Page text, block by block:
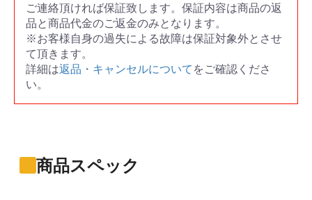
ご連絡頂ければ保証致します。保証内容は商品の返
品と商品代金のご返金のみとなります。
※お客様自身の過失による故障は保証対象外とさせ
て頂きます。
詳細は返品・キャンセルについて をご確認くださ
い。
商品スペック